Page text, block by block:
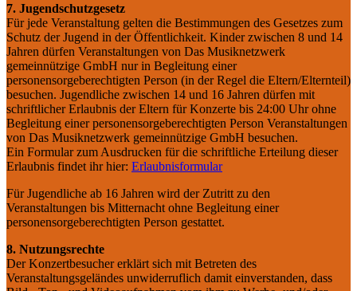
7. Jugendschutzgesetz
Für jede Veranstaltung gelten die Bestimmungen des Gesetzes zum
Schutz der Jugend in der Öffentlichkeit. Kinder zwischen 8 und 14
Jahren dürfen Veranstaltungen von Das Musiknetzwerk
gemeinnützige GmbH nur in Begleitung einer
personensorgeberechtigten Person (in der Regel die Eltern/Elternteil)
besuchen. Jugendliche zwischen 14 und 16 Jahren dürfen mit
schriftlicher Erlaubnis der Eltern für Konzerte bis 24:00 Uhr ohne
Begleitung einer personensorgeberechtigten Person Veranstaltungen
von Das Musiknetzwerk gemeinnützige GmbH besuchen.
Ein Formular zum Ausdrucken für die schriftliche Erteilung dieser
Erlaubnis findet ihr hier: Erlaubnisformular
Für Jugendliche ab 16 Jahren wird der Zutritt zu den
Veranstaltungen bis Mitternacht ohne Begleitung einer
personensorgeberechtigten Person gestattet.
8. Nutzungsrechte
Der Konzertbesucher erklärt sich mit Betreten des
Veranstaltungsgeländes unwiderruflich damit einverstanden, dass